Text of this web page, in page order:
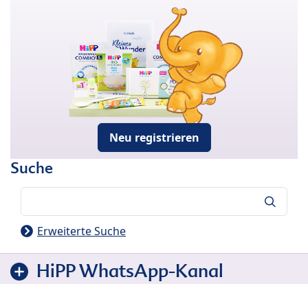
Neu registrieren
Suche
Erweiterte Suche
HiPP WhatsApp-Kanal